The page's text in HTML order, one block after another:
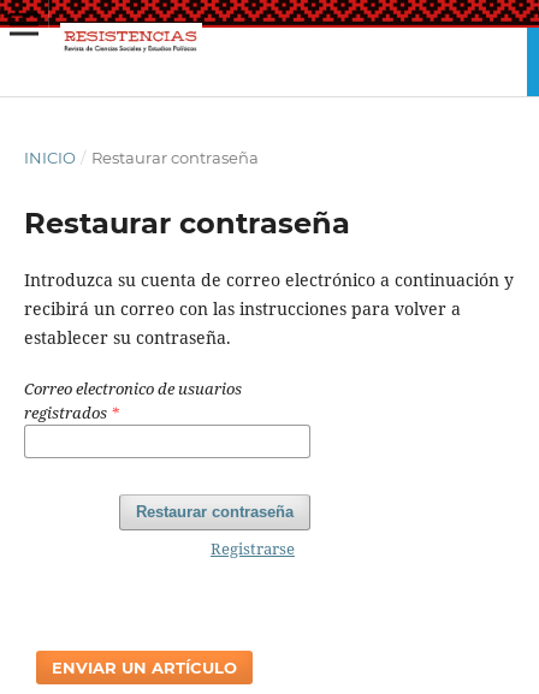
INICIO / Restaurar contraseña
Restaurar contraseña
Introduzca su cuenta de correo electrónico a continuación y
recibirá un correo con las instrucciones para volver a
establecer su contraseña.
Correo electronico de usuarios
registrados *
Restaurar contraseña
Registrarse
ENVIAR UN ARTÍCULO